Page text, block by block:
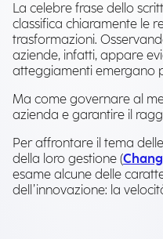
La celebre frase dello
classifica chiaramente le
trasformazioni.
aziende, infatti, appare
atteggiamenti emergano
Ma come governare al
azienda e garantire il
Per affrontare il tema
della loro gestione (
esame alcune delle
dell’innovazione: la